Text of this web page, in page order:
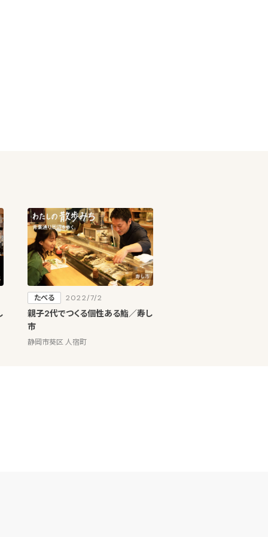
たべる 2022/7/2
親子2代でつくる個性ある鮨／寿し
市
静岡市葵区 人宿町